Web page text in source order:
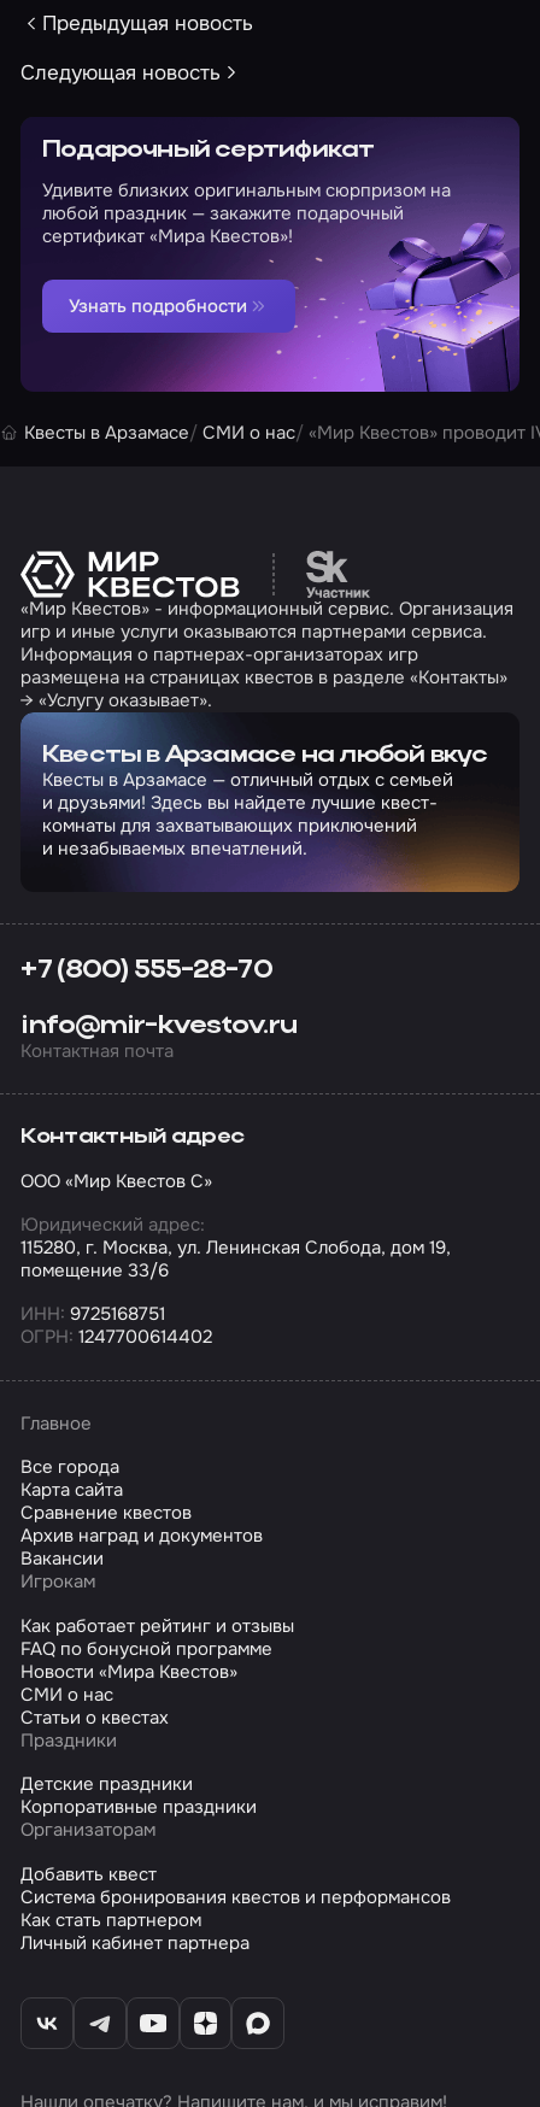
Предыдущая новость
Следующая новость
Подарочный сертификат
Удивите близких оригинальным сюрпризом на
любой праздник — закажите подарочный
сертификат «Мира Квестов»!
Узнать подробности
Квесты в Арзамасе СМИ о нас «Мир Квестов» проводит
Перейти на сайт
«Мир Квестов» - информационный сервис. Организация
игр и иные услуги оказываются партнерами сервиса.
Информация о партнерах-организаторах игр
размещена на страницах квестов в разделе «Контакты»
→ «Услугу оказывает».
Квесты в Арзамасе на любой вкус
Квесты в Арзамасе — отличный отдых с семьей
и друзьями! Здесь вы найдете лучшие квест-
комнаты для захватывающих приключений
и незабываемых впечатлений.
+7 (800) 555-28-70
info@mir-kvestov.ru
Контактная почта
Контактный адрес
ООО «Мир Квестов С»
Юридический адрес:
115280, г. Москва, ул. Ленинская Слобода, дом 19,
помещение 33/6
ИНН: 9725168751
ОГРН: 1247700614402
Главное
Все города
Карта сайта
Сравнение квестов
Архив наград и документов
Вакансии
Игрокам
Как работает рейтинг и отзывы
FAQ по бонусной программе
Новости «Мира Квестов»
СМИ о нас
Статьи о квестах
Праздники
Детские праздники
Корпоративные праздники
Организаторам
Добавить квест
Система бронирования квестов и перформансов
Как стать партнером
Личный кабинет партнера